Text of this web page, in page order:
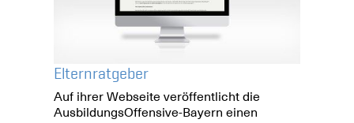
Elternratgeber
Auf ihrer Webseite veröffentlicht die
AusbildungsOffensive-Bayern einen